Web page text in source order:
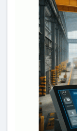
несколько
складах и в
грузов..